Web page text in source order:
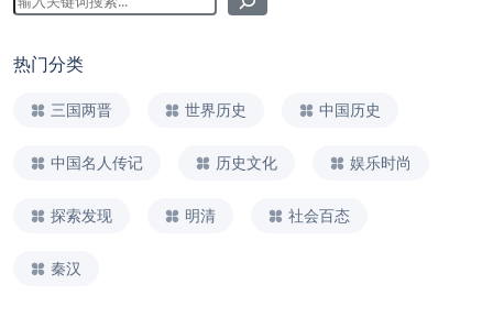
热门分类
三国两晋 世界历史 中国历史
中国名人传记 历史文化 娱乐时尚
探索发现 明清 社会百态
秦汉